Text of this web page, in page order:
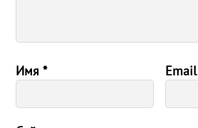
Имя*